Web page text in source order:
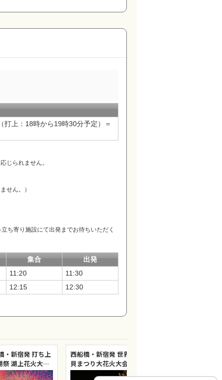
上：18時から19時30分予定）＝
じられません。
せん。）
ち寄り施設にて出発までお待ちいただく
集合
出発
11:20
11:30
12:15
12:30
・新宿発 打ち上
大会
」を巡る旅
西船橋・新宿発 世界最大「四尺玉」！片
貝まつり大花火大会＆自然とアートの絶
景！「清津峡」を巡る旅≪苗場プリンス